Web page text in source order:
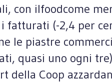
con ilfoodcome
fatturati (-2,4 per
le piastre
quasi uno ogni
della Coop